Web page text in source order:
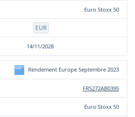
Euro Stoxx 50
EUR
14/11/2028
Rendement Europe Septembre 2023
FR5272AB0395
Euro Stoxx 50